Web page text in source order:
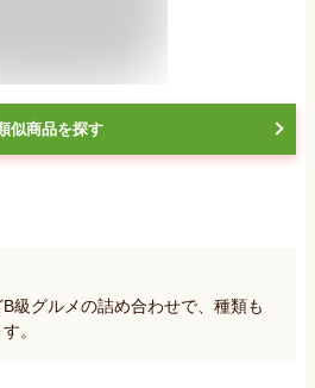
似商品を探す
級グルメの詰め合わせで、種類も
。